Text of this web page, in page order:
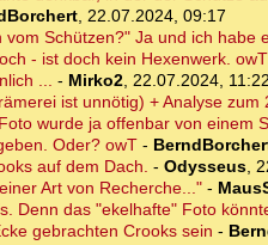
, 22.07.2024, 09:17
Schützen?" Ja und ich habe
- ist doch kein Hexenwerk. owT
... - Mirko2, 22.07.2024, 11:22
ist unnötig) + Analyse zum
wurde ja offenbar von einem
Oder? owT -
auf dem Dach. - Odysseus,
Art von Recherche..."-
Denn das "ekelhafte" Foto
gebrachten Crooks sein -